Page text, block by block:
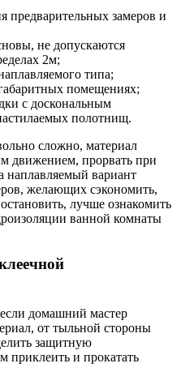
предварительных замеров и
не допускаются
2м;
типа;
помещениях;
с доскональным
полотнищ.
сложно, материал
движением, прорвать при
наплавляемый вариант
желающих сэкономить,
лучше ознакомить
ванной комнаты
домашний мастер
от тыльной стороны
защитную
приклеить и прокатать